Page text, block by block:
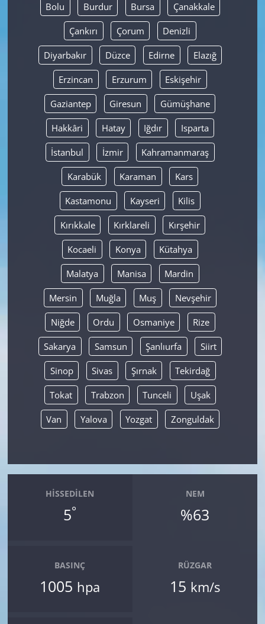
Bolu Burdur Bursa Çanakkale
Çankırı Çorum Denizli
Diyarbakır Düzce Edirne Elazığ
Erzincan Erzurum Eskişehir
Gaziantep Giresun Gümüşhane
Hakkâri Hatay Iğdır Isparta
İstanbul İzmir Kahramanmaraş
Karabük Karaman Kars
Kastamonu Kayseri Kilis
Kırıkkale Kırklareli Kırşehir
Kocaeli Konya Kütahya
Malatya Manisa Mardin
Mersin Muğla Muş Nevşehir
Niğde Ordu Osmaniye Rize
Sakarya Samsun Şanlıurfa Siirt
Sinop Sivas Şırnak Tekirdağ
Tokat Trabzon Tunceli Uşak
Van Yalova Yozgat Zonguldak
HISSEDILEN
5°
NEM
%63
BASINÇ
1005 hpa
RÜZGAR
15 km/s